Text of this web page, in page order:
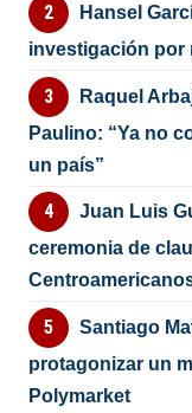
Hansel
investigación por
Raquel
Paulino: “Ya no
un país”
Juan Luis
ceremonia de
Santiago
protagonizar un
Polymarket